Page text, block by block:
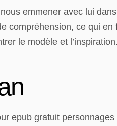
emmener avec lui
compréhension, ce qui
le modèle et
epub gratuit